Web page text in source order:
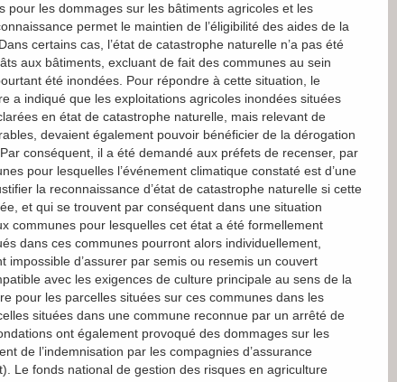
pour les dommages sur les bâtiments agricoles et les
permet le maintien de l’éligibilité des aides de la
certains cas, l’état de catastrophe naturelle n’a pas été
aux bâtiments, excluant de fait des communes au sein
été inondées. Pour répondre à cette situation, le
a indiqué que les exploitations agricoles inondées situées
en état de catastrophe naturelle, mais relevant de
devaient également pouvoir bénéficier de la dérogation
conséquent, il a été demandé aux préfets de recenser, par
pour lesquelles l’événement climatique constaté est d’une
la reconnaissance d’état de catastrophe naturelle si cette
et qui se trouvent par conséquent dans une situation
communes pour lesquelles cet état a été formellement
dans ces communes pourront alors individuellement,
impossible d’assurer par semis ou resemis un couvert
avec les exigences de culture principale au sens de la
pour les parcelles situées sur ces communes dans les
situées dans une commune reconnue par un arrêté de
ont également provoqué des dommages sur les
de l’indemnisation par les compagnies d’assurance
Le fonds national de gestion des risques en agriculture